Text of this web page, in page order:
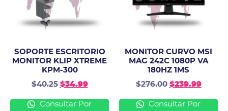
SOPORTE ESCRITORIO
MONITOR KLIP XTREME
KPM-300
$40.25 $34.99
Consultar Por
MONITOR CURVO MSI
MAG 242C 1080P VA
180HZ 1MS
$276.00 $239.99
Consultar Por